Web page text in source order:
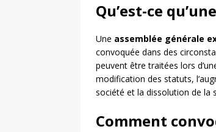
Qu’est-ce
Une assemblée générale
convoquée dans des
peuvent être traitées lors
modification des statuts,
société et la dissolution de la
Comment